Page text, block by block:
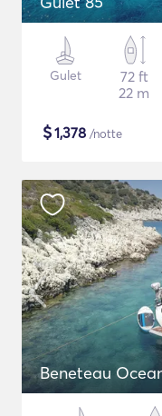
Gulet
72 ft
22 m
$1,378 /notte
Beneteau